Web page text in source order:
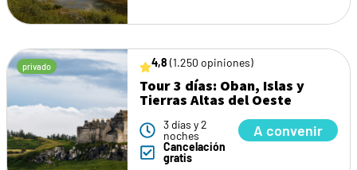
privado 4,8 (1.250 opiniones)
Tour 3 días: Oban, Islas y
Tierras Altas del Oeste
3 días y 2
noches
Cancelación
gratis
A convenir